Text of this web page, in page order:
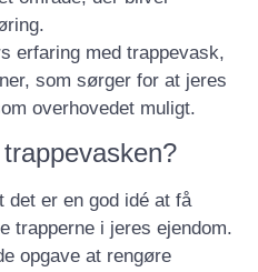
erfaring med trappevask,
som sørger for at jeres
overhovedet muligt.
det er en god idé at få
trapperne i jeres ejendom.
opgave at rengøre